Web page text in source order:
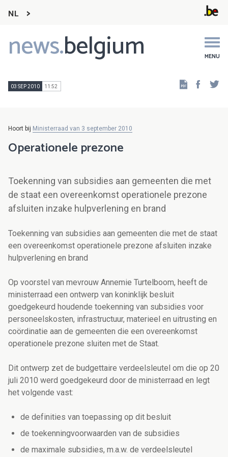
NL
news.belgium MENU
Main
navigation
03 SEP 2010 11:52
Hoort bij Ministerraad van 3 september 2010
Operationele prezone
Toekenning van subsidies aan gemeenten die met
de staat een overeenkomst operationele prezone
afsluiten inzake hulpverlening en brand
Toekenning van subsidies aan gemeenten die met de staat
een overeenkomst operationele prezone afsluiten inzake
hulpverlening en brand
Op voorstel van mevrouw Annemie Turtelboom, heeft de
ministerraad een ontwerp van koninklijk besluit
goedgekeurd houdende toekenning van subsidies voor
personeelskosten, infrastructuur, materieel en uitrusting en
coördinatie aan de gemeenten die een overeenkomst
operationele prezone sluiten met de Staat.
Dit ontwerp zet de budgettaire verdeelsleutel om die op 20
juli 2010 werd goedgekeurd door de ministerraad en legt
het volgende vast:
de definities van toepassing op dit besluit
de toekenningvoorwaarden van de subsidies
de maximale subsidies, m.a.w. de verdeelsleutel